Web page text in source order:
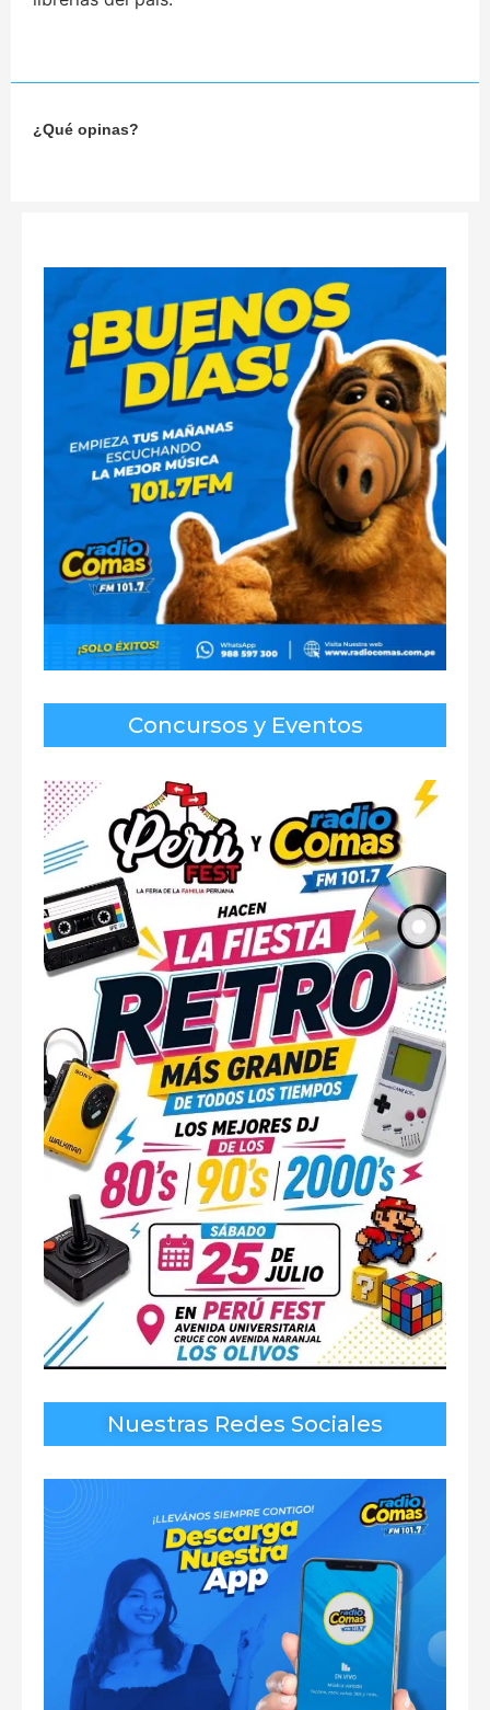
¿Qué opinas?
Concursos y Eventos
Nuestras Redes Sociales